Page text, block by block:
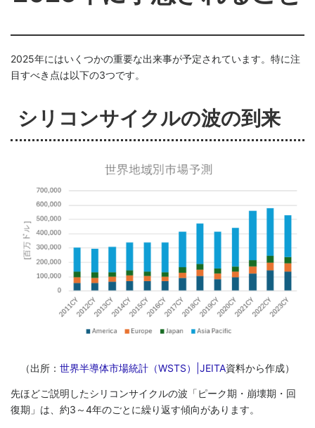
2025年にはいくつかの重要な出来事が予定されています。特に注
目すべき点は以下の3つです。
シリコンサイクルの波の到来
（出所： 世界半導体市場統計（WSTS）|JEITA資料から作成）
先ほどご説明したシリコンサイクルの波「ピーク期・崩壊期・回
復期」は、約3～4年のごとに繰り返す傾向があります。